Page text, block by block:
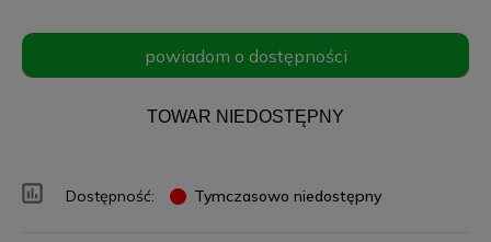
powiadom o dostępności
TOWAR NIEDOSTĘPNY
Dostępność: Tymczasowo niedostępny